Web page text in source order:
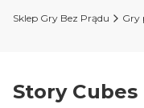
Sklep Gry Bez Prądu Gry
Story